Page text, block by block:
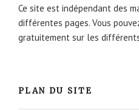
Ce site est indépendant des
différentes pages. Vous
gratuitement sur les
PLAN DU SITE